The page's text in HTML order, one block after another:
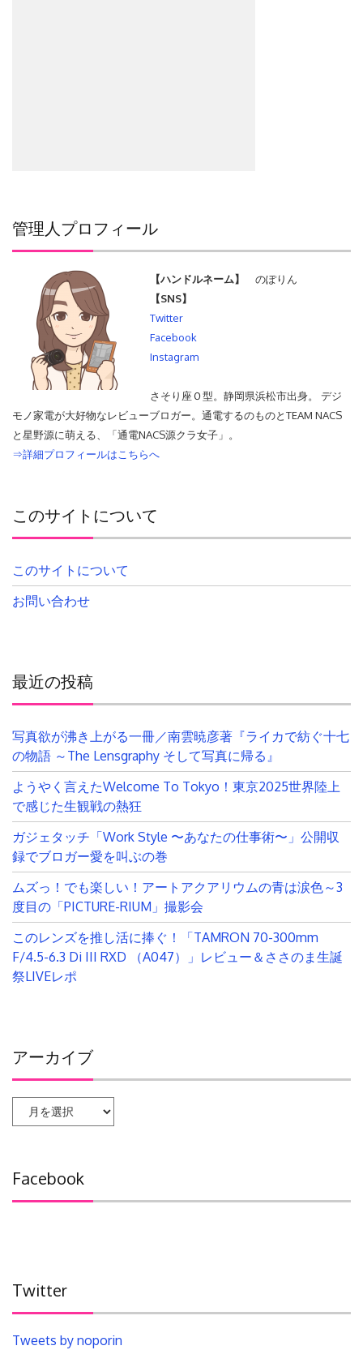
管理人プロフィール
【ハンドルネーム】
のぽりん
【SNS】
Twitter
Facebook
Instagram
さそり座Ｏ型。静岡県浜松市出身。 デジ
モノ家電が大好物なレビューブロガー。通電するのものとTEAM NACS
と星野源に萌える、「通電NACS源クラ女子」。
⇒詳細プロフィールはこちらへ
このサイトについて
このサイトについて
お問い合わせ
最近の投稿
写真欲が沸き上がる一冊／南雲暁彦著『ライカで紡ぐ十七
の物語 ～The Lensgraphy そして写真に帰る』
ようやく言えたWelcome To Tokyo！東京2025世界陸上
で感じた生観戦の熱狂
ガジェタッチ「Work Style 〜あなたの仕事術〜」公開収
録でブロガー愛を叫ぶの巻
ムズっ！でも楽しい！アートアクアリウムの青は涙色～3
度目の「PICTURE-RIUM」撮影会
このレンズを推し活に捧ぐ！「TAMRON 70-300mm
F/4.5-6.3 Di III RXD （A047）」レビュー＆ささのま生誕
祭LIVEレポ
アーカイブ
ー
ブ
Facebook
Twitter
Tweets by noporin